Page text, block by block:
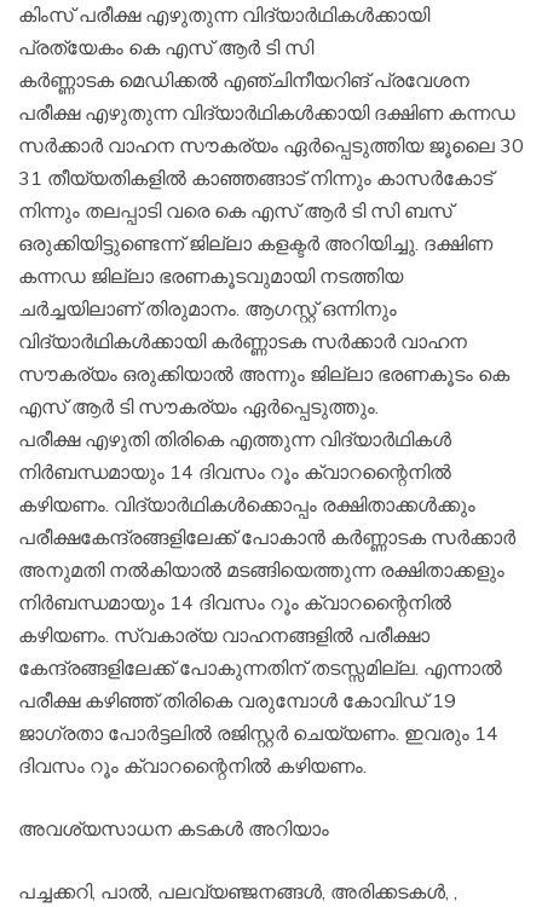
കിംസ് പരീക്ഷ എഴുതുന്ന വിദ്യാര്‍ഥികള്‍ക്കായി
പ്രത്യേകം കെ എസ് ആര്‍ ടി സി
കര്‍ണ്ണാടക മെഡിക്കല്‍ എഞ്ചിനീയറിങ് പ്രവേശന
പരീക്ഷ എഴുതുന്ന വിദ്യാര്‍ഥികള്‍ക്കായി ദക്ഷിണ കന്നഡ
സര്‍ക്കാര്‍ വാഹന സൗകര്യം ഏര്‍പ്പെടുത്തിയ ജൂലൈ 30
31 തീയ്യതികളില്‍ കാഞ്ഞങ്ങാട് നിന്നും കാസര്‍കോട്
നിന്നും തലപ്പാടി വരെ കെ എസ് ആര്‍ ടി സി ബസ്
ഒരുക്കിയിട്ടുണ്ടെന്ന് ജില്ലാ കളക്ടര്‍ അറിയിച്ചു. ദക്ഷിണ
കന്നഡ ജില്ലാ ഭരണകൂടവുമായി നടത്തിയ
ചര്‍ച്ചയിലാണ് തിരുമാനം. ആഗസ്റ്റ് ഒന്നിനും
വിദ്യാര്‍ഥികള്‍ക്കായി കര്‍ണ്ണാടക സര്‍ക്കാര്‍ വാഹന
സൗകര്യം ഒരുക്കിയാല്‍ അന്നും ജില്ലാ ഭരണകൂടം കെ
എസ് ആര്‍ ടി സൗകര്യം ഏര്‍പ്പെടുത്തും.
പരീക്ഷ എഴുതി തിരികെ എത്തുന്ന വിദ്യാര്‍ഥികള്‍
നിര്‍ബന്ധമായും 14 ദിവസം റൂം ക്വാറന്റൈനില്‍
കഴിയണം. വിദ്യാര്‍ഥികള്‍ക്കൊപ്പം രക്ഷിതാക്കള്‍ക്കും
പരീക്ഷകേന്ദ്രങ്ങളിലേക്ക് പോകാന്‍ കര്‍ണ്ണാടക സര്‍ക്കാര്‍
അനുമതി നല്‍കിയാല്‍ മടങ്ങിയെത്തുന്ന രക്ഷിതാക്കളും
നിര്‍ബന്ധമായും 14 ദിവസം റൂം ക്വാറന്റൈനില്‍
കഴിയണം. സ്വകാര്യ വാഹനങ്ങളില്‍ പരീക്ഷാ
കേന്ദ്രങ്ങളിലേക്ക് പോകുന്നതിന് തടസ്സമില്ല. എന്നാല്‍
പരീക്ഷ കഴിഞ്ഞ് തിരികെ വരുമ്പോള്‍ കോവിഡ് 19
ജാഗ്രതാ പോര്‍ട്ടലില്‍ രജിസ്റ്റര്‍ ചെയ്യണം. ഇവരും 14
ദിവസം റൂം ക്വാറന്റൈനില്‍ കഴിയണം.
അവശ്യസാധന കടകള്‍ അറിയാം
പച്ചക്കറി, പാല്‍, പലവ്യഞ്ജനങ്ങള്‍, അരിക്കടകള്‍, ,